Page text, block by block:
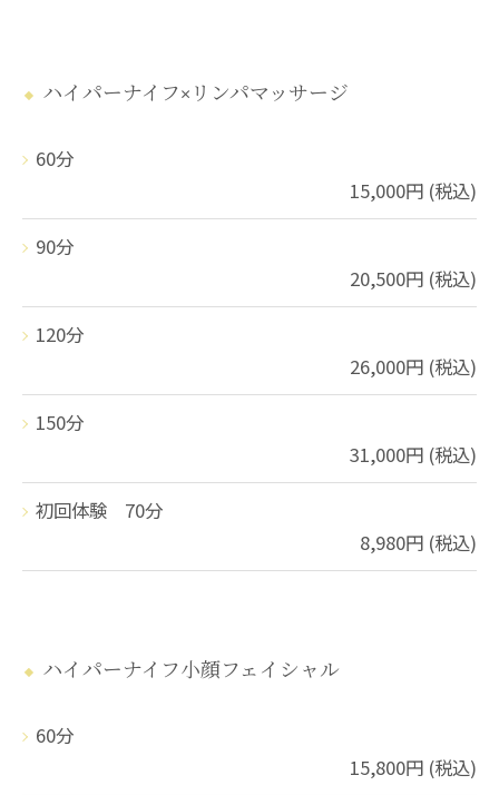
ハイパーナイフ×リンパマッサージ
60分
15,000円 (税込)
90分
20,500円 (税込)
120分
26,000円 (税込)
150分
31,000円 (税込)
初回体験 70分
8,980円 (税込)
ハイパーナイフ小顔フェイシャル
60分
15,800円 (税込)